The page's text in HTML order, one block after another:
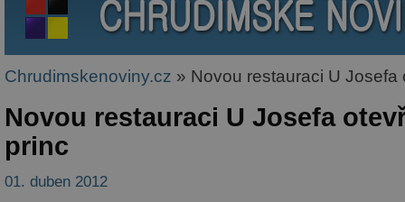
Chrudimskenoviny.cz » Novou restauraci U Josefa
Novou restauraci U Josefa
princ
01. duben 2012